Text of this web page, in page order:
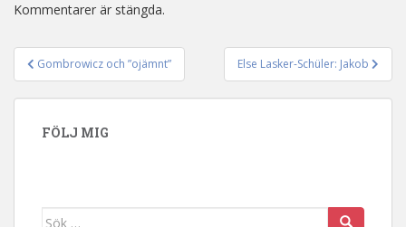
Kommentarer är stängda.
Inläggsnavigering
Gombrowicz och ”ojämnt” Else Lasker-Schüler: Jakob
FÖLJ MIG
Sök efter: